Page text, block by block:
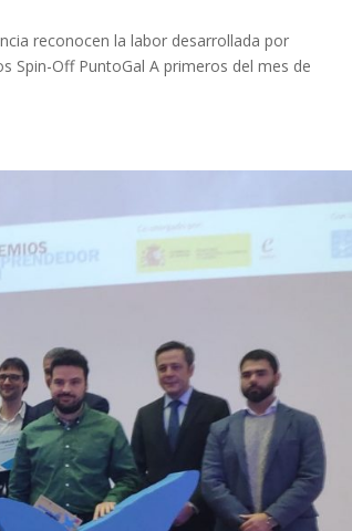
reconocen la labor desarrollada por
Spin-Off PuntoGal A primeros del mes de